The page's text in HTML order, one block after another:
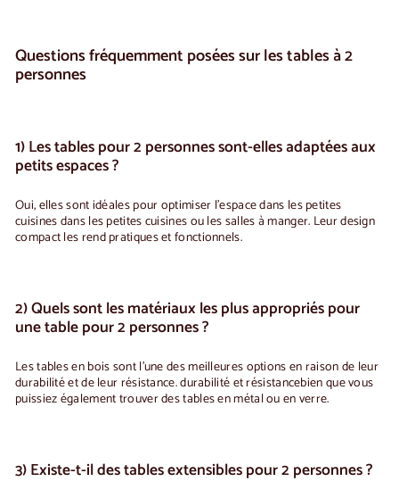
Questions fréquemment posées sur les tables à 2
personnes
1) Les tables pour 2 personnes sont-elles adaptées aux
petits espaces ?
Oui, elles sont idéales pouroptimiser l'espace dans les petites
cuisinesdans les petites cuisines ou les salles à manger. Leur design
compact les rend pratiques et fonctionnels.
2) Quels sont les matériaux les plus appropriés pour
une table pour 2 personnes ?
Les tables en bois sont l'une des meilleures options en raison de leur
durabilité et de leur résistance.durabilité et résistancebien que vous
puissiez également trouver des tables en métal ou en verre.
3) Existe-t-il des tables extensibles pour 2 personnes ?